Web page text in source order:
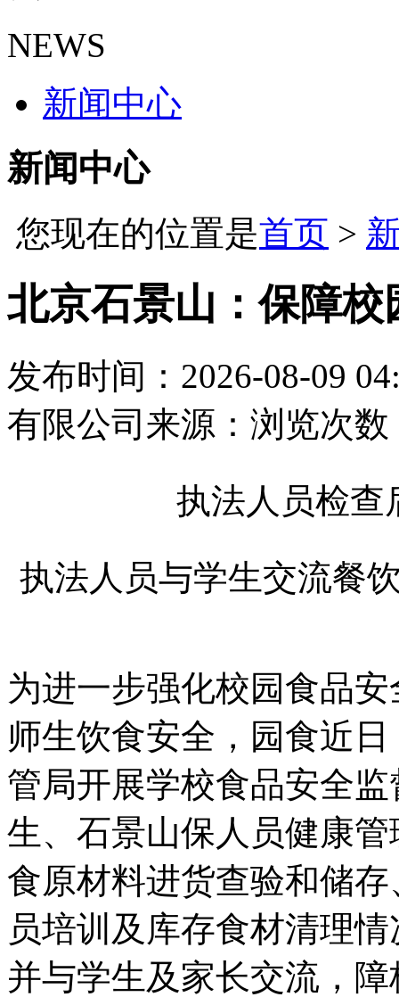
NEWS
新闻中心
新闻中心
您现在的位置是首页 >
北京石景山：保障校
发布时间：2026-08-09
有限公司 来源： 浏览次数
执法人员检查
执法人员与学生交流餐
为进一步强化校园食品
师生饮食安全，园食近
管局开展学校食品安全
生、石景山保人员健康
食原材料进货查验和储
员培训及库存食材清理
并与学生及家长交流，